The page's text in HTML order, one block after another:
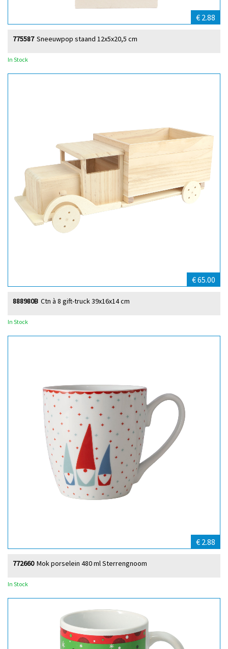
€ 2.88
Sneeuwpop staand 12x5x20,5 cm
775587
In Stock
€ 65.00
Ctn à 8 gift-truck 39x16x14 cm
888980B
In Stock
€ 2.88
Mok porselein 480 ml Sterrengnoom
772660
In Stock